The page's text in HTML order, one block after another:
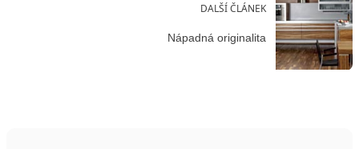
DALŠÍ ČLÁNEK
Nápadná originalita